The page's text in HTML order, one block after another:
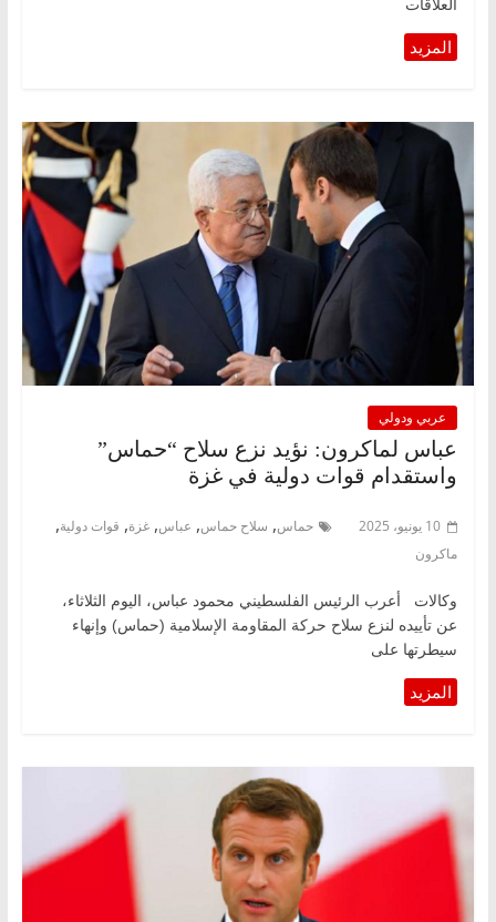
العلاقات
عربي ودولي
عباس لماكرون: نؤيد نزع سلاح “حماس”
واستقدام قوات دولية في غزة
10 يونيو، 2025 حماس, سلاح حماس, عباس, غزة, قوات دولية,
ماكرون
وكالات أعرب الرئيس الفلسطيني محمود عباس، اليوم الثلاثاء،
عن تأييده لنزع سلاح حركة المقاومة الإسلامية (حماس) وإنهاء
سيطرتها على